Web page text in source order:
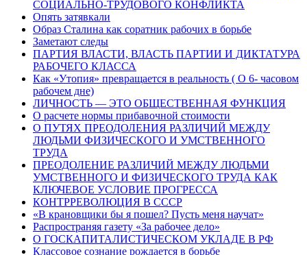
СОЦИАЛЬНО-ТРУДОВОГО КОНФЛИКТА
Опять затявкали
Образ Сталина как соратник рабочих в борьбе
Заметают следы
ПАРТИЯ ВЛАСТИ, ВЛАСТЬ ПАРТИИ И ДИКТАТУРА
РАБОЧЕГО КЛАССА
Как «Утопия» превращается в реальность ( О 6- часовом
рабочем дне)
ЛИЧНОСТЬ — ЭТО ОБЩЕСТВЕННАЯ ФУНКЦИЯ
О расчете нормы прибавочной стоимости
О ПУТЯХ ПРЕОДОЛЕНИЯ РАЗЛИЧИЙ МЕЖДУ
ЛЮДЬМИ ФИЗИЧЕСКОГО И УМСТВЕННОГО
ТРУДА
ПРЕОДОЛЕНИЕ РАЗЛИЧИЙ МЕЖДУ ЛЮДЬМИ
УМСТВЕННОГО И ФИЗИЧЕСКОГО ТРУДА КАК
КЛЮЧЕВОЕ УСЛОВИЕ ПРОГРЕССА
КОНТРРЕВОЛЮЦИЯ В СССР
«В крановщики бы я пошел? Пусть меня научат»
Распространяя газету «За рабочее дело»
О ГОСКАПИТАЛИСТИЧЕСКОМ УКЛАДЕ В РФ
Классовое сознание рождается в борьбе